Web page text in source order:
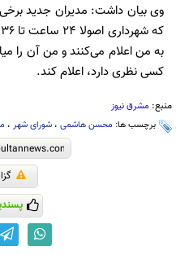
وی بیان داشت: مدیران جدید
به من اعلام می‌کنند و من آن را
کسی نظری دارد، اعلام کند.
منبع: مشرق نیوز
برچسب ها: محسن هاشمی ، شورای شهر ،